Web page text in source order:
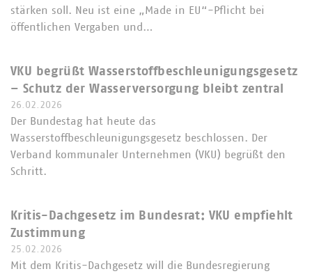
stärken soll. Neu ist eine „Made in EU“-Pflicht bei
öffentlichen Vergaben und…
VKU begrüßt Wasserstoffbeschleunigungsgesetz
– Schutz der Wasserversorgung bleibt zentral
26.02.2026
Der Bundestag hat heute das
Wasserstoffbeschleunigungsgesetz beschlossen. Der
Verband kommunaler Unternehmen (VKU) begrüßt den
Schritt.
Kritis-Dachgesetz im Bundesrat: VKU empfiehlt
Zustimmung
25.02.2026
Mit dem Kritis-Dachgesetz will die Bundesregierung